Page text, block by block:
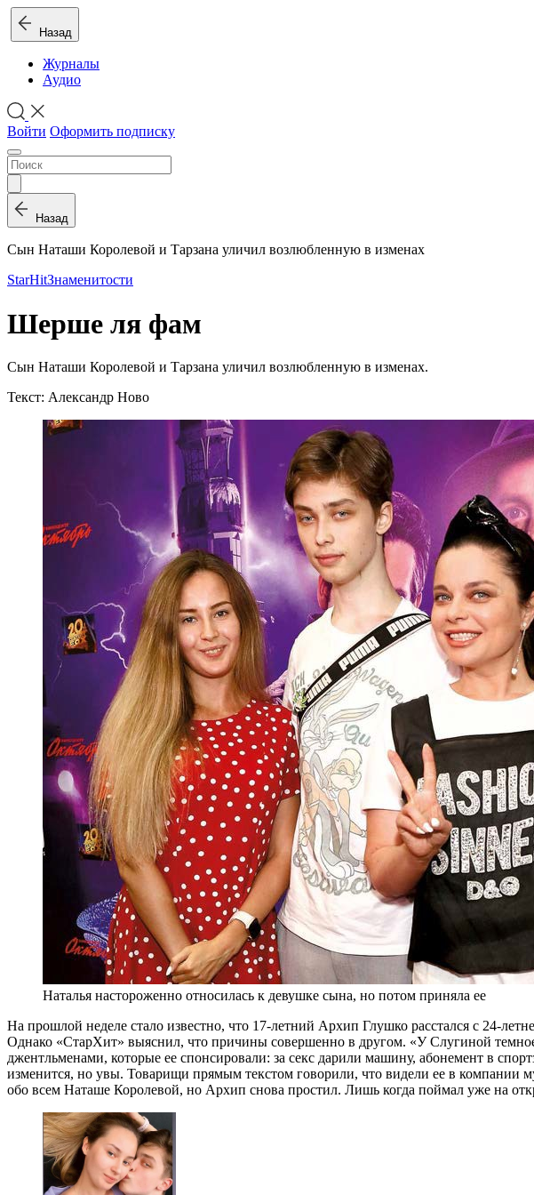
Назад
Журналы
Аудио
Войти Оформить подписку
Назад
Сын Наташи Королевой и Тарзана уличил возлюбленную в изменах
StarHitЗнаменитости
Шерше ля фам
Сын Наташи Королевой и Тарзана уличил возлюбленную в изменах.
Текст: Александр Ново
Наталья настороженно относилась к девушке сына, но потом приняла ее
На прошлой неделе стало известно, что 17-летний Архип Глушко расстался с 24-
Однако «СтарХит» выяснил, что причины совершенно в другом. «У Слугиной
джентльменами, которые ее спонсировали: за секс дарили машину, абонемент в
изменится, но увы. Товарищи прямым текстом говорили, что видели ее в
обо всем Наташе Королевой, но Архип снова простил. Лишь когда поймал уже на